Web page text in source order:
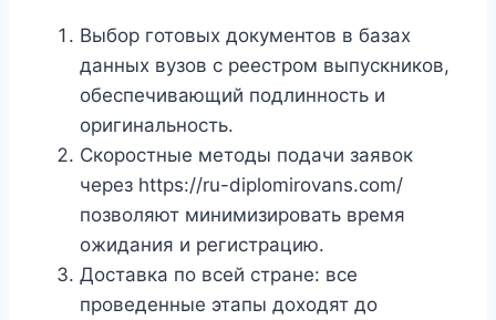
Выбор готовых документов в базах
данных вузов с реестром выпускников,
обеспечивающий подлинность и
оригинальность.
Скоростные методы подачи заявок
через https://ru-diplomirovans.com/
позволяют минимизировать время
ожидания и регистрацию.
Доставка по всей стране: все
проведенные этапы доходят до